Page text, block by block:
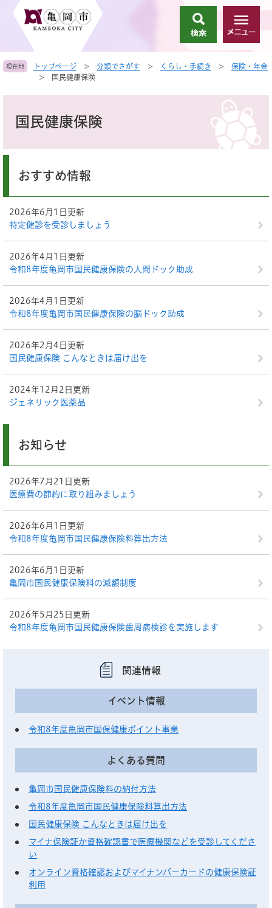
頭
す
飛
し
索
メ
ニ
ー
現在地 トップページ > 分類でさがす > くらし・手続き >
保険・年金
>
国民健康保険
国民健康保険
おすすめ情報
2026年6月1日更新
特定健診を受診しましょう
2026年4月1日更新
令和8年度亀岡市国民健康保険の人間ドック助成
2026年4月1日更新
令和8年度亀岡市国民健康保険の脳ドック助成
2026年2月4日更新
国民健康保険 こんなときは届け出を
2024年12月2日更新
ジェネリック医薬品
お知らせ
2026年7月21日更新
医療費の節約に取り組みましょう
2026年6月1日更新
令和8年度亀岡市国民健康保険料算出方法
2026年6月1日更新
亀岡市国民健康保険料の減額制度
2026年5月25日更新
令和8年度亀岡市国民健康保険歯周病検診を実施します
関連情報
イベント情報
令和8年度亀岡市国保健康ポイント事業
よくある質問
亀岡市国民健康保険料の納付方法
令和8年度亀岡市国民健康保険料算出方法
国民健康保険 こんなときは届け出を
マイナ保険証か資格確認書で医療機関などを受診してくださ
い
オンライン資格確認およびマイナンバーカードの健康保険証
利用